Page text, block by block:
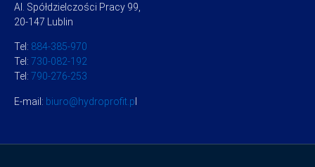
Al. Spółdzielczości Pracy 99,
20-147 Lublin
Tel: 884-385-970
Tel: 730-082-192
Tel: 790-276-253
E-mail: biuro@hydroprofit.pl